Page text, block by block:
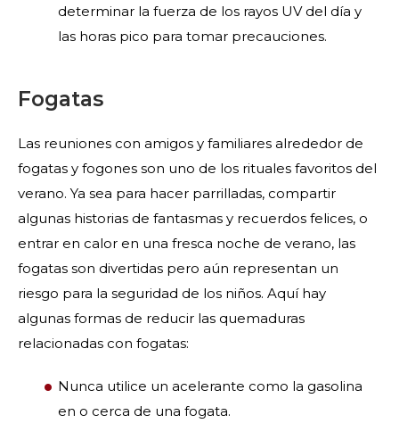
determinar la fuerza de los rayos UV del día y
las horas pico para tomar precauciones.
Fogatas
Las reuniones con amigos y familiares alrededor de
fogatas y fogones son uno de los rituales favoritos del
verano. Ya sea para hacer parrilladas, compartir
algunas historias de fantasmas y recuerdos felices, o
entrar en calor en una fresca noche de verano, las
fogatas son divertidas pero aún representan un
riesgo para la seguridad de los niños. Aquí hay
algunas formas de reducir las quemaduras
relacionadas con fogatas:
Nunca utilice un acelerante como la gasolina
en o cerca de una fogata.